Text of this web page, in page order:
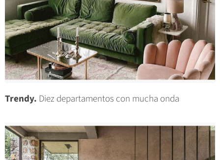
Trendy. Diez departamentos con mucha onda